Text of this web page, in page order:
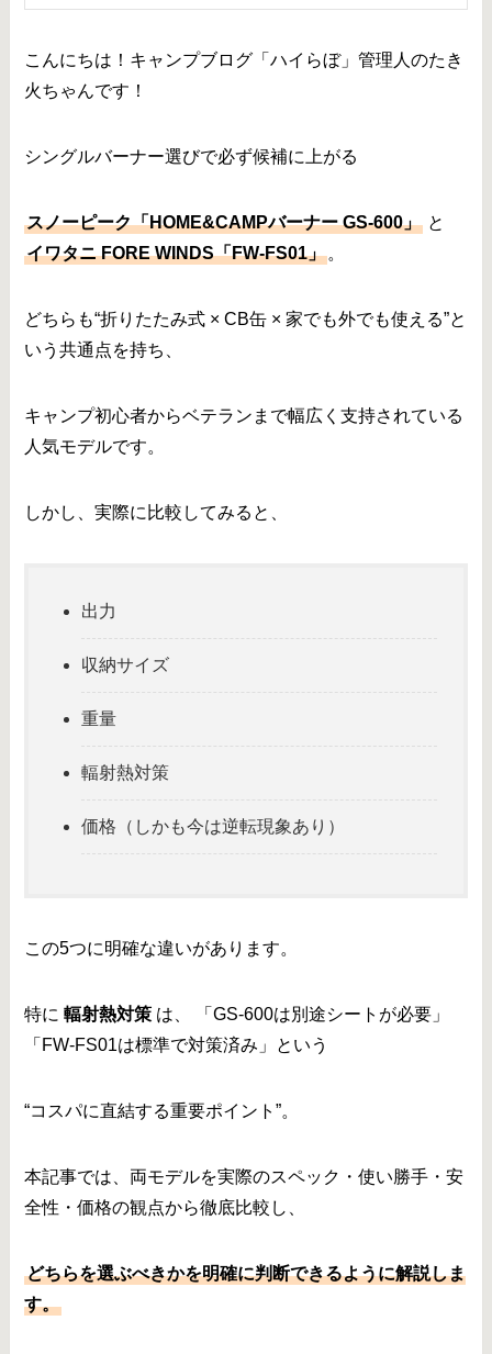
こんにちは！キャンプブログ「ハイらぼ」管理人のたき
火ちゃんです！
シングルバーナー選びで必ず候補に上がる
スノーピーク「HOME&CAMPバーナー GS-600」 と
イワタニ FORE WINDS「FW-FS01」 。
どちらも“折りたたみ式 × CB缶 × 家でも外でも使える”と
いう共通点を持ち、
キャンプ初心者からベテランまで幅広く支持されている
人気モデルです。
しかし、実際に比較してみると、
出力
収納サイズ
重量
輻射熱対策
価格（しかも今は逆転現象あり）
この5つに明確な違いがあります。
特に輻射熱対策 は、 「GS-600は別途シートが必要」
「FW-FS01は標準で対策済み」という
“コスパに直結する重要ポイント”。
本記事では、両モデルを実際のスペック・使い勝手・安
全性・価格の観点から徹底比較し、
どちらを選ぶべきかを明確に判断できるように解説しま
す。